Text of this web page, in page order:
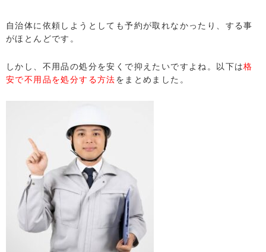
自治体に依頼しようとしても予約が取れなかったり、する事
がほとんどです。
しかし、不用品の処分を安くで抑えたいですよね。以下は格
安で不用品を処分する方法をまとめました。